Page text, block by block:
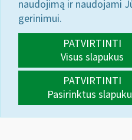
naudojimą ir naudojami
gerinimui.
PATVIRTINTI
Visus slapukus
PATVIRTINTI
Pasirinktus